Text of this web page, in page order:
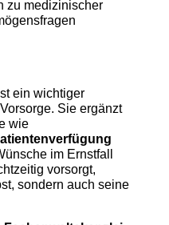
zu medizinischer
ein wichtiger
Sie ergänzt
wie
im Ernstfall
vorsorgt,
sondern auch seine